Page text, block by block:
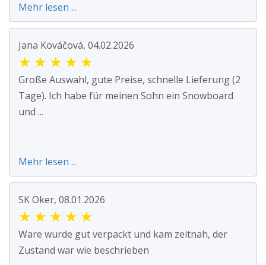
Mehr lesen ...
Jana Kováčová, 04.02.2026
★ ★ ★ ★ ★
Große Auswahl, gute Preise, schnelle Lieferung (2
Tage). Ich habe für meinen Sohn ein Snowboard
und ...
Mehr lesen ...
SK Oker, 08.01.2026
★ ★ ★ ★ ★
Ware wurde gut verpackt und kam zeitnah, der
Zustand war wie beschrieben